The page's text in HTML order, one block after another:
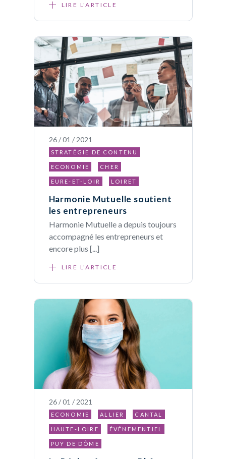
LIRE L'ARTICLE
26 / 01 / 2021
STRATÉGIE DE CONTENU
ECONOMIE CHER
EURE-ET-LOIR LOIRET
Harmonie Mutuelle soutient
les entrepreneurs
Harmonie Mutuelle a depuis toujours
accompagné les entrepreneurs et
encore plus [...]
LIRE L'ARTICLE
26 / 01 / 2021
ECONOMIE ALLIER CANTAL
HAUTE-LOIRE ÉVÉNEMENTIEL
PUY DE DÔME